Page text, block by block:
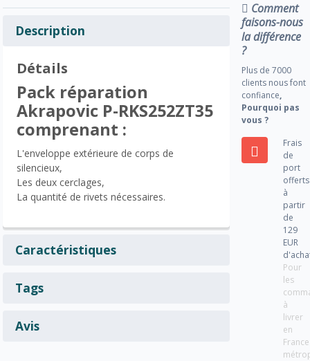
Description
Détails
Pack réparation
Akrapovic P-RKS252ZT35
comprenant :
L'enveloppe extérieure de corps de
silencieux,
Les deux cerclages,
La quantité de rivets nécessaires.
Caractéristiques
Tags
Avis
Comment
faisons-nous
la différence
?
Plus de 7000
clients nous font
confiance,
Pourquoi pas
vous ?
Frais
de
port
offerts
à
partir
de
129
EUR
Pour
les
à
livrer
en
France